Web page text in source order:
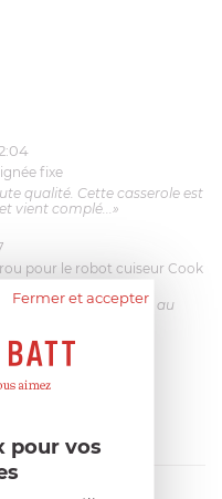
fixe
qualité. Cette casserole est
vient complé...»
pour le robot cuiseur Cook
L'écrou est un peu dur au
rapide. ...»
124
Fermer et accepter
pour vos